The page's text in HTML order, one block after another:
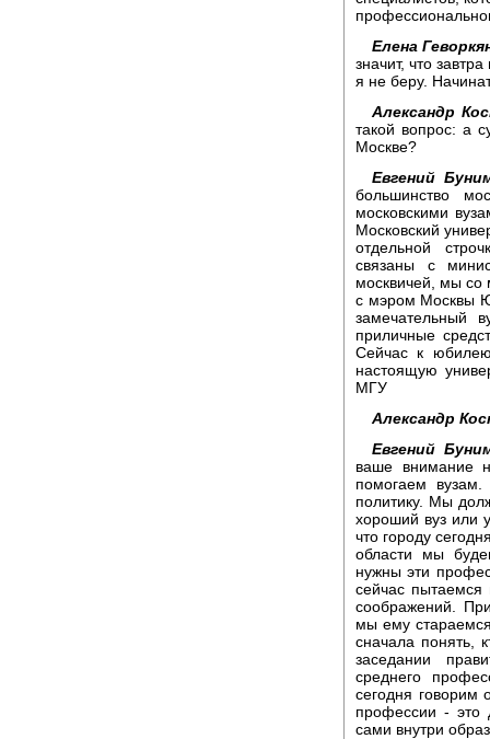
Елена
значит, что
я не беру.
Александр
такой вопрос: а
Москве?
Евгений
большинство
московскими
Московский
отдельной
связаны с
москвичей, мы со
с мэром Москвы
замечательный
приличные
Сейчас к
настоящую
МГУ
Александр
Евгений
ваше внимание
помогаем
политику. Мы
хороший вуз или
что городу
области мы
нужны эти
сейчас
соображений.
мы ему
сначала понять,
заседании
среднего
сегодня говорим
профессии -
сами внутри